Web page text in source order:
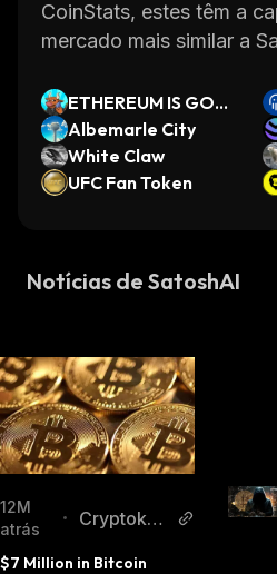
CoinStats, estes têm a
mercado mais similar a
ETHEREUM IS GOO
D
Albemarle City
White Claw
UFC Fan Token
Notícias de SatoshAI
12M
atrás
•
Cryptokno
$7 Million in Bitcoin